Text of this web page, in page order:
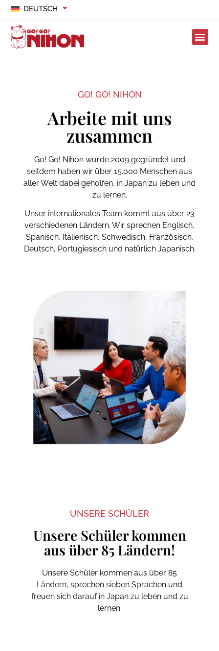
DEUTSCH
GO! GO! NIHON
Arbeite mit uns
zusammen
Go! Go! Nihon wurde 2009 gegründet und
seitdem haben wir über 15.000 Menschen aus
aller Welt dabei geholfen, in Japan zu leben und
zu lernen.
Unser internationales Team kommt aus über 23
verschiedenen Ländern. Wir sprechen Englisch,
Spanisch, Italienisch, Schwedisch, Französisch,
Deutsch, Portugiesisch und natürlich Japanisch.
UNSERE SCHÜLER
Unsere Schüler kommen
aus über 85 Ländern!
Unsere Schüler kommen aus über 85
Ländern, sprechen sieben Sprachen und
freuen sich darauf in Japan zu leben und zu
lernen.